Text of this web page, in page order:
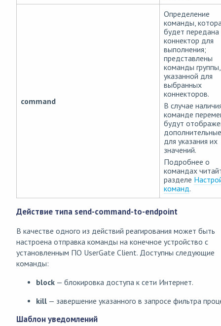
command
Определение
команды,
будет передана
коннектор для
выполнения;
представлены
команды группы,
указанной для
выбранных
коннекторов.
В случае
команде
будут
для указания их
значений.
Подробнее о
командах
разделе
команд.
Действие типа send-command-to-endpoint
В качестве одного из действий реагирования может быть
настроена отправка команды на конечное устройство с
установленным ПО UserGate Client. Доступны следующие
команды:
block — блокировка доступа к сети Интернет.
kill — завершение указанного в запросе фильтра
Шаблон уведомлений